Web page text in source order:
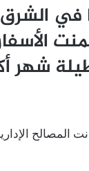
الشرق
شهر
المصالح